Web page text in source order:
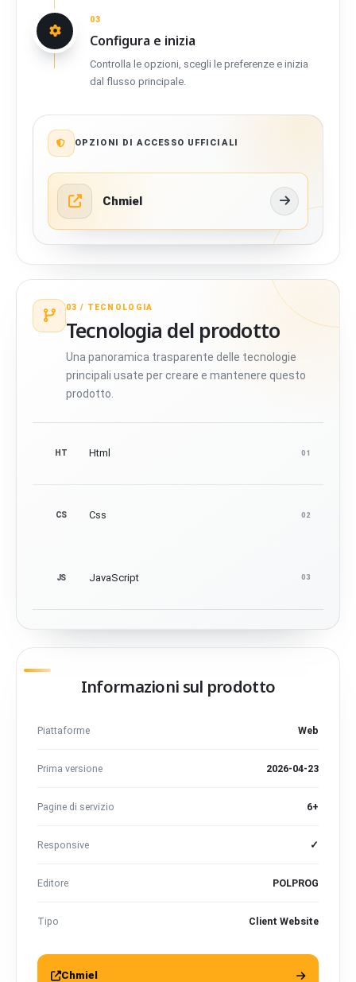
03
Configura e inizia
Controlla le opzioni, scegli le preferenze e inizia
dal flusso principale.
OPZIONI DI ACCESSO UFFICIALI
Chmiel
03 / TECNOLOGIA
Tecnologia del prodotto
Una panoramica trasparente delle tecnologie
principali usate per creare e mantenere questo
prodotto.
HT Html 01
CS Css 02
JS JavaScript 03
Informazioni sul prodotto
Piattaforme Web
Prima versione 2026-04-23
Pagine di servizio 6+
Responsive ✓
Editore POLPROG
Tipo Client Website
Chmiel